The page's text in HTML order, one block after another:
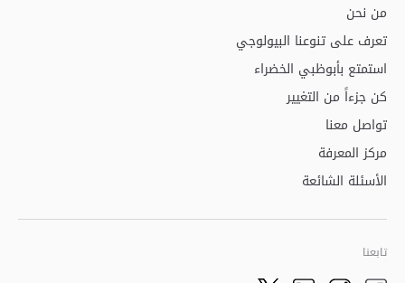
من نحن
تعرف على تنوعنا البيولوجي
استمتع بأبوظبي الخضراء
كن جزءاً من التغيير
تواصل معنا
مركز المعرفة
الأسئلة الشائعة
تابعنا